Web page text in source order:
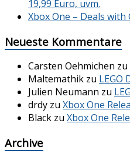
19,99 Euro, uvm.
Xbox One – Deals with
Neueste Kommentare
Carsten Oehmichen zu
Maltemathik zu LEGO
Julien Neumann zu
drdy zu Xbox One
Black zu Xbox One
Archive